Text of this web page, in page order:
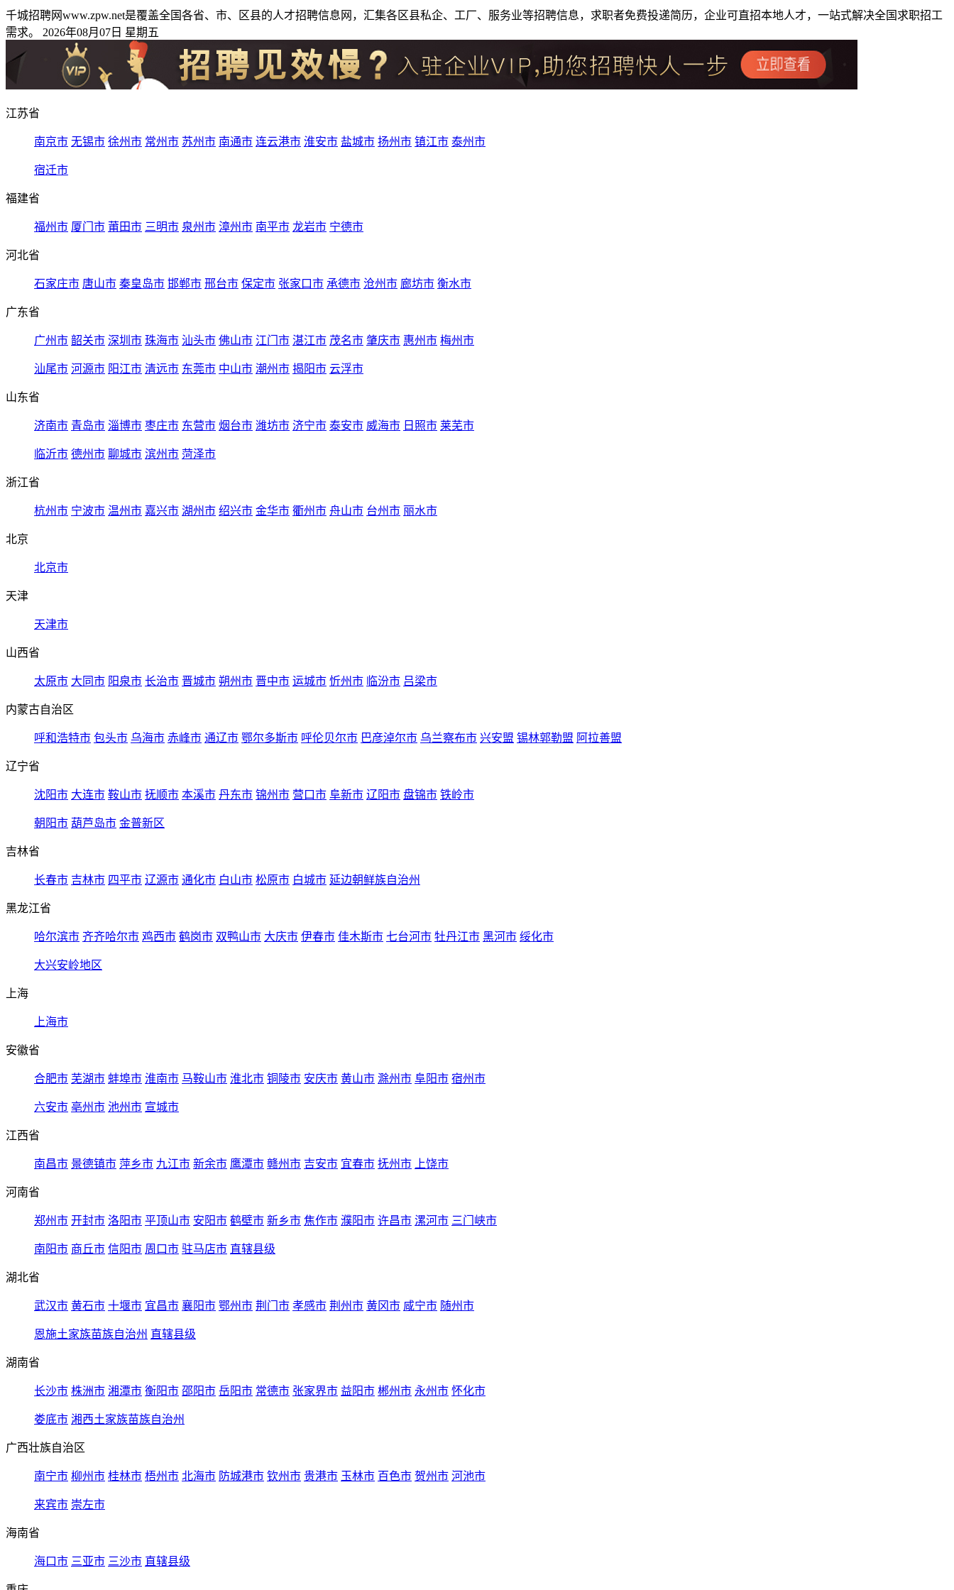
千城招聘网www.zpw.net是覆盖全国各省、市、区县的人才招聘信息网，汇集各区县私企、工厂、服务业等招聘信息，求职者免费投递简历，企业可直招本地人才，一站式解决全国求职招工
需求。 2026年08月07日 星期五
江苏省
南京市 无锡市 徐州市 常州市 苏州市 南通市 连云港市 淮安市 盐城市 扬州市 镇江市 泰州市
宿迁市
福建省
福州市 厦门市 莆田市 三明市 泉州市 漳州市 南平市 龙岩市 宁德市
河北省
石家庄市 唐山市 秦皇岛市 邯郸市 邢台市 保定市 张家口市 承德市 沧州市 廊坊市 衡水市
广东省
广州市 韶关市 深圳市 珠海市 汕头市 佛山市 江门市 湛江市 茂名市 肇庆市 惠州市 梅州市
汕尾市 河源市 阳江市 清远市 东莞市 中山市 潮州市 揭阳市 云浮市
山东省
济南市 青岛市 淄博市 枣庄市 东营市 烟台市 潍坊市 济宁市 泰安市 威海市 日照市 莱芜市
临沂市 德州市 聊城市 滨州市 菏泽市
浙江省
杭州市 宁波市 温州市 嘉兴市 湖州市 绍兴市 金华市 衢州市 舟山市 台州市 丽水市
北京
北京市
天津
天津市
山西省
太原市 大同市 阳泉市 长治市 晋城市 朔州市 晋中市 运城市 忻州市 临汾市 吕梁市
内蒙古自治区
呼和浩特市 包头市 乌海市 赤峰市 通辽市 鄂尔多斯市 呼伦贝尔市 巴彦淖尔市 乌兰察布市 兴安盟 锡林郭勒盟 阿拉善盟
辽宁省
沈阳市 大连市 鞍山市 抚顺市 本溪市 丹东市 锦州市 营口市 阜新市 辽阳市 盘锦市 铁岭市
朝阳市 葫芦岛市 金普新区
吉林省
长春市 吉林市 四平市 辽源市 通化市 白山市 松原市 白城市 延边朝鲜族自治州
黑龙江省
哈尔滨市 齐齐哈尔市 鸡西市 鹤岗市 双鸭山市 大庆市 伊春市 佳木斯市 七台河市 牡丹江市 黑河市 绥化市
大兴安岭地区
上海
上海市
安徽省
合肥市 芜湖市 蚌埠市 淮南市 马鞍山市 淮北市 铜陵市 安庆市 黄山市 滁州市 阜阳市 宿州市
六安市 亳州市 池州市 宣城市
江西省
南昌市 景德镇市 萍乡市 九江市 新余市 鹰潭市 赣州市 吉安市 宜春市 抚州市 上饶市
河南省
郑州市 开封市 洛阳市 平顶山市 安阳市 鹤壁市 新乡市 焦作市 濮阳市 许昌市 漯河市 三门峡市
南阳市 商丘市 信阳市 周口市 驻马店市 直辖县级
湖北省
武汉市 黄石市 十堰市 宜昌市 襄阳市 鄂州市 荆门市 孝感市 荆州市 黄冈市 咸宁市 随州市
恩施土家族苗族自治州 直辖县级
湖南省
长沙市 株洲市 湘潭市 衡阳市 邵阳市 岳阳市 常德市 张家界市 益阳市 郴州市 永州市 怀化市
娄底市 湘西土家族苗族自治州
广西壮族自治区
南宁市 柳州市 桂林市 梧州市 北海市 防城港市 钦州市 贵港市 玉林市 百色市 贺州市 河池市
来宾市 崇左市
海南省
海口市 三亚市 三沙市 直辖县级